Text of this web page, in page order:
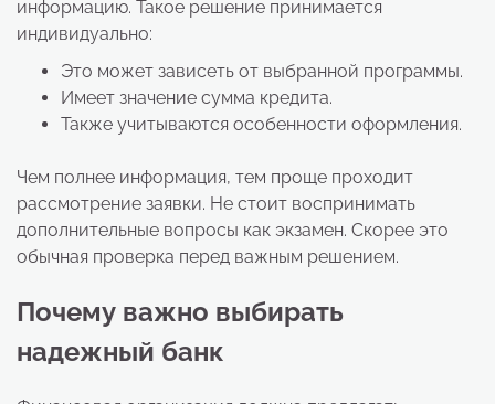
информацию. Такое решение принимается
индивидуально:
Это может зависеть от выбранной программы.
Имеет значение сумма кредита.
Также учитываются особенности оформления.
Чем полнее информация, тем проще проходит
рассмотрение заявки. Не стоит воспринимать
дополнительные вопросы как экзамен. Скорее это
обычная проверка перед важным решением.
Почему важно выбирать
надежный банк